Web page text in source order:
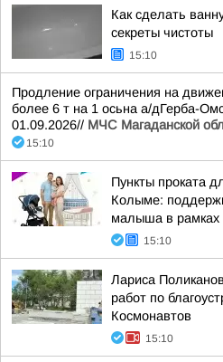
Как сделать
секреты чистоты
15:10
Продление ограничения на
более 6 т на 1 осьна а/дГерба-
01.09.2026// МЧС Магаданской
15:10
Пункты проката
Колыме:
малыша в рамках
15:10
Лариса
работ по
Космонавтов
15:10